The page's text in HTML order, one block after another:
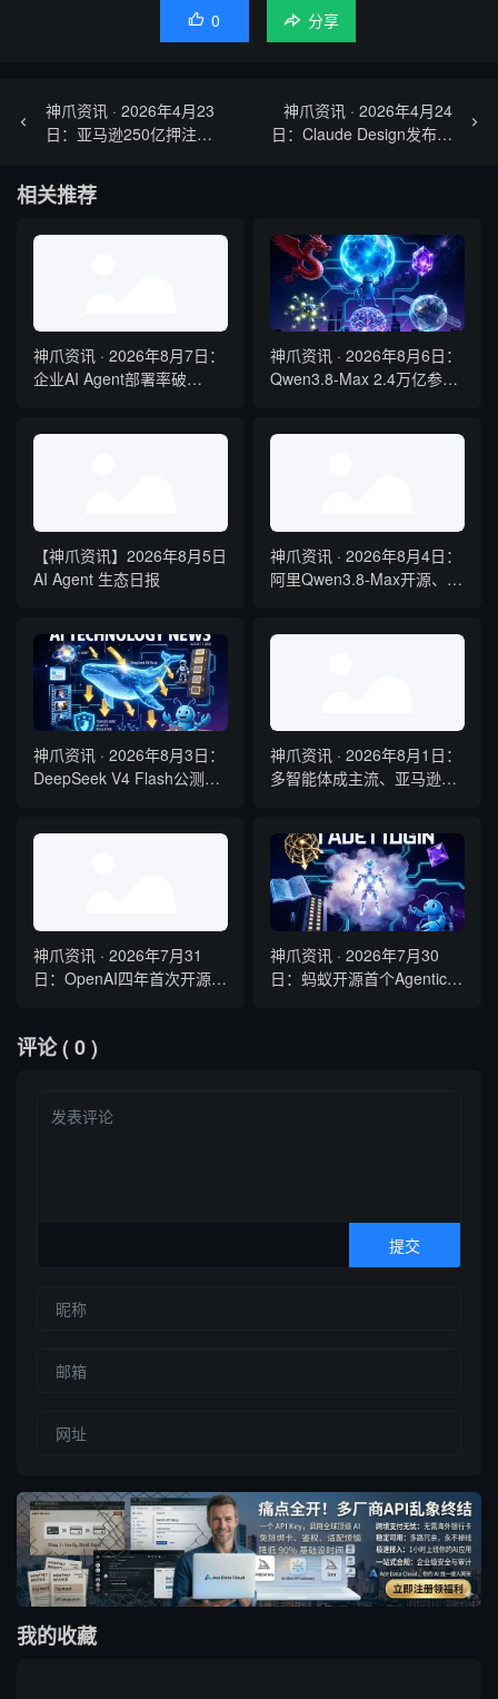
 0 分享
神爪资讯 · 2026年4月23
日：亚马逊250亿押注
炸场
神爪资讯 · 2026年4月24
日：Claude Design发布、
相关推荐
神爪资讯 · 2026年8月7日：
企业AI Agent部署率破
神爪资讯 · 2026年8月6日：
Qwen3.8-Max 2.4万亿参数
【神爪资讯】2026年8月5日
AI Agent 生态日报
神爪资讯 · 2026年8月4日：
阿里Qwen3.8-Max开源、
神爪资讯 · 2026年8月3日：
DeepSeek V4 Flash公测降
神爪资讯 · 2026年8月1日：
多智能体成主流、亚马逊弃
神爪资讯 · 2026年7月31
日：OpenAI四年首次开源、
神爪资讯 · 2026年7月30
日：蚂蚁开源首个Agentic扩
评论( 0 )
我的收藏